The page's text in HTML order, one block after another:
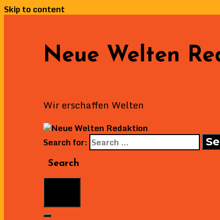
Skip to content
Neue Welten
Wir erschaffen Welten
Search for:
Search